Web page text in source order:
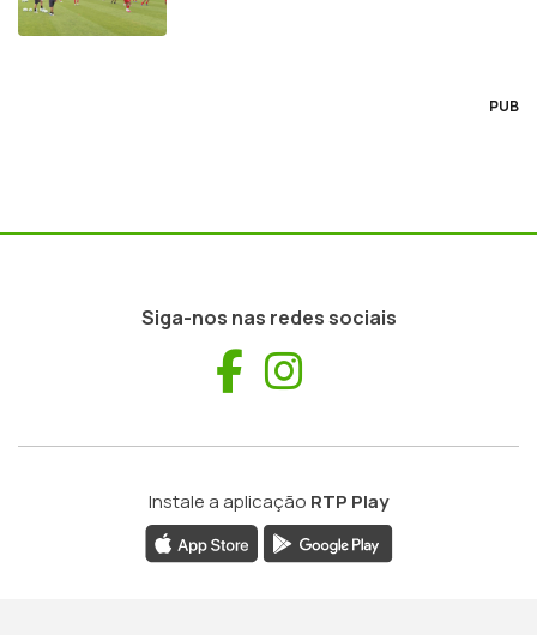
PUB
Siga-nos nas redes sociais
Facebook
Instale a aplicação RTP Play